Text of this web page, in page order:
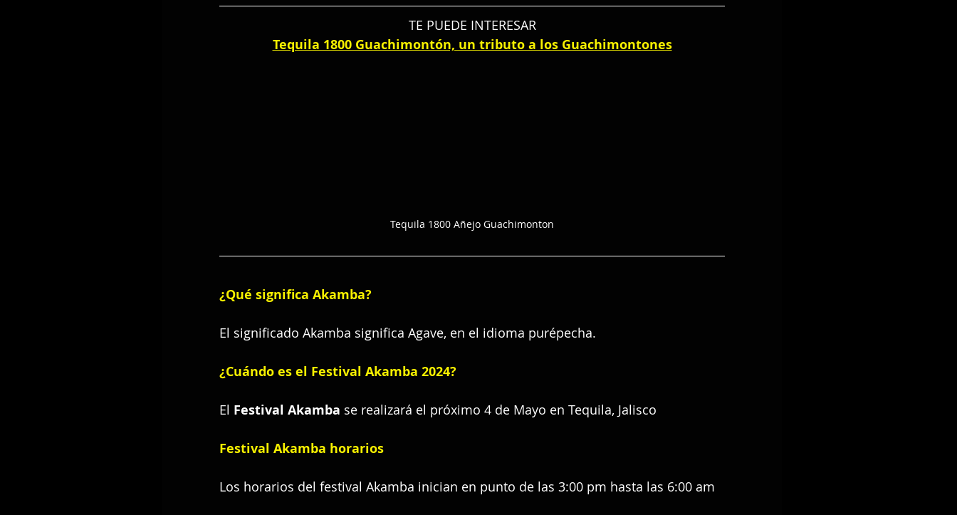
TE PUEDE INTERESAR
Tequila 1800 Guachimontón, un tributo a los Guachimontones
Tequila 1800 Añejo Guachimonton
¿Qué significa Akamba?
El significado Akamba significa Agave, en el idioma purépecha.
¿Cuándo es el Festival Akamba 2024?
El Festival Akamba se realizará el próximo 4 de Mayo en Tequila, Jalisco
Festival Akamba horarios
Los horarios del festival Akamba inician en punto de las 3:00 pm hasta las 6:00 am